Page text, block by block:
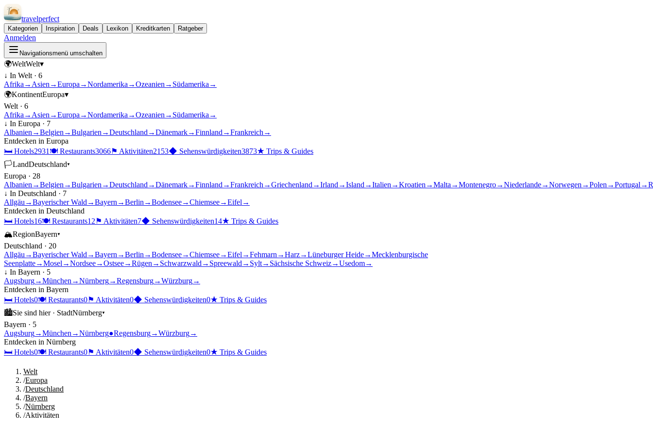
travelperfect
Kategorien Inspiration Deals Lexikon Kreditkarten Ratgeber
Anmelden
Navigationsmenü umschalten
🌍WeltWelt▾
↓ In Welt · 6
Afrika → Asien →Europa →Nordamerika →Ozeanien → Südamerika →
🌍KontinentEuropa▾
Welt · 6
Afrika → Asien →Europa →Nordamerika →Ozeanien → Südamerika →
↓ In Europa · 7
Albanien →Belgien →Bulgarien →Deutschland →Dänemark→Finnland →Frankreich →
Entdecken in Europa
🛏 Hotels2931 🍽 Restaurants3066⚑ Aktivitäten2153◆ Sehenswürdigkeiten3873★ Trips & Guides
🏳LandDeutschland▾
Europa · 28
Albanien →Belgien →Bulgarien →Deutschland →Dänemark→Finnland →Frankreich →Griechenland →Irland →Island →Italien →Kroatien →Malta →Montenegro→Niederlande→Norwegen →Polen →Portugal →
↓ In Deutschland · 7
Allgäu →Bayerischer Wald →Bayern →Berlin →Bodensee→Chiemsee→Eifel →
Entdecken in Deutschland
🛏 Hotels16🍽 Restaurants12⚑ Aktivitäten7◆ Sehenswürdigkeiten14★ Trips & Guides
🏔RegionBayern▾
Deutschland · 20
Allgäu →Bayerischer Wald →Bayern →Berlin →Bodensee→Chiemsee→Eifel →Fehmarn →Harz→Lüneburger Heide→Mecklenburgische
Seenplatte→Mosel →Nordsee→Ostsee→Rügen → Schwarzwald → Spreewald → Sylt→ Sächsische Schweiz→Usedom→
↓ In Bayern · 5
Augsburg→München →Nürnberg→Regensburg→Würzburg→
Entdecken in Bayern
🛏 Hotels0🍽 Restaurants0⚑ Aktivitäten0◆ Sehenswürdigkeiten0★ Trips & Guides
🏙Sie sind hier · StadtNürnberg▾
Bayern · 5
Augsburg→München →Nürnberg●Regensburg→Würzburg→
Entdecken in Nürnberg
🛏 Hotels0🍽 Restaurants0⚑ Aktivitäten0◆ Sehenswürdigkeiten0★ Trips & Guides
Welt
/Europa
/Deutschland
/Bayern
/Nürnberg
/Aktivitäten